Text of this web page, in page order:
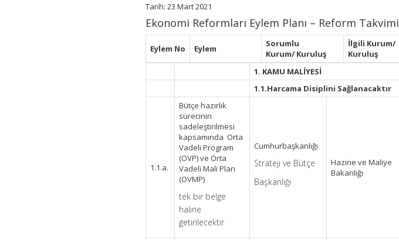
Tarih: 23 Mart 2021
Ekonomi Reformları Eylem Planı – Reform Takvimi
Eylem No Eylem
Sorumlu
Kurum/Kuruluş
İlgili Kurum/
Kuruluş
1. KAMU MALİYESİ
1.1.Harcama Disiplini Sağlanacaktır
1.1.a.
Bütçe hazırlık
sürecinin
sadeleştirilmesi
kapsamında Orta
Vadeli Program
(OVP) ve Orta
Vadeli Mali Plan
(OVMP)
tek bir belge
haline
getirilecektir
Cumhurbaşkanlığı
Strateji ve Bütçe
Başkanlığı
Hazine ve Maliye
Bakanlığı